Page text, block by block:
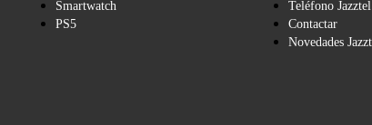
Smartwatch
PS5
Teléfono Jazztel
Contactar
Novedades